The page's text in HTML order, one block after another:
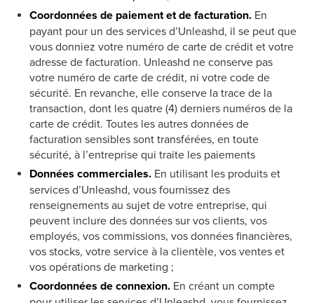
Coordonnées de paiement et de facturation. En
payant pour un des services d’Unleashd, il se peut que
vous donniez votre numéro de carte de crédit et votre
adresse de facturation. Unleashd ne conserve pas
votre numéro de carte de crédit, ni votre code de
sécurité. En revanche, elle conserve la trace de la
transaction, dont les quatre (4) derniers numéros de la
carte de crédit. Toutes les autres données de
facturation sensibles sont transférées, en toute
sécurité, à l’entreprise qui traite les paiements
Données commerciales. En utilisant les produits et
services d’Unleashd, vous fournissez des
renseignements au sujet de votre entreprise, qui
peuvent inclure des données sur vos clients, vos
employés, vos commissions, vos données financières,
vos stocks, votre service à la clientèle, vos ventes et
vos opérations de marketing ;
Coordonnées de connexion. En créant un compte